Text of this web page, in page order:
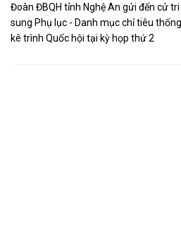
Đoàn ĐBQH tỉnh Nghệ An gửi đến cử
sung Phụ lục - Danh mục chỉ tiêu
kê trình Quốc hội tại kỳ họp thứ 2